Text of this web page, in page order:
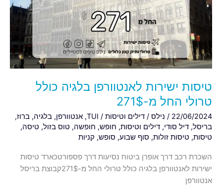
טיסות ישירות לאנטוורפן בלגיה כולל
טרולי החל מ-271$
22/06/2024
/ נילס / דילים וטיסות /
TUI
, אנטוורפן, בלגיה, ברוז,
בריסל, דיל סודי, דילים וטיסות, חופש, חופשה, טוס בזול, טיסה,
טיסות, טיסות זולות, סוף שבוע, סופש, קניות
השכרת רכב דרך אופרן ביטוח נסיעות דרך פספורטכארד טיסות
ישירות לאנטוורפן בלגיה כולל טרולי החל מ-271$קבוצת בריסל
אנטוורפן
בלגיה
כולל
טרולי
החל
מ-271$